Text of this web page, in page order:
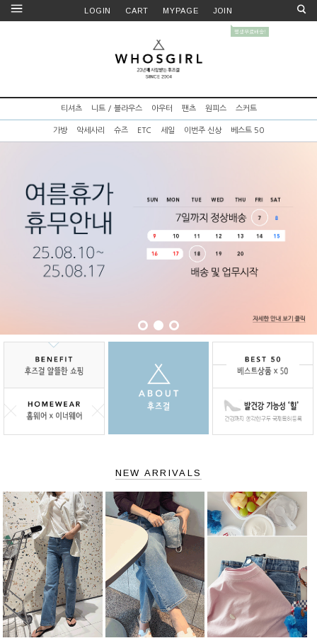
LOGIN CART MYPAGE JOIN
티셔츠 니트 / 블라우스 아우터 팬츠 원피스 스커트
가방 악세사리 슈즈 ETC 세일 이번주 신상 베스트 50
NEW ARRIVALS